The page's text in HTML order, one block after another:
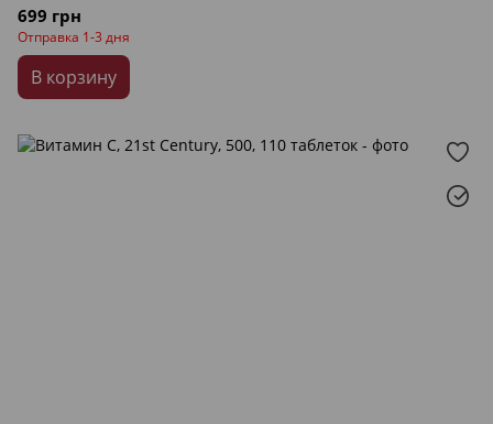
699 грн
Отправка 1-3 дня
В корзину